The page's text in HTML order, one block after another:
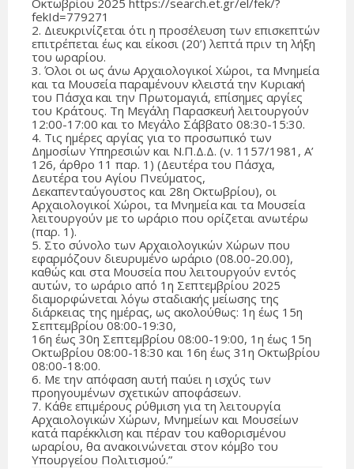
Οκτωβρίου 2025 https://search.et.gr/el/fek/?
fekId=779271
2. Διευκρινίζεται ότι η προσέλευση των επισκεπτών
επιτρέπεται έως και είκοσι (20’) λεπτά πριν τη λήξη
του ωραρίου.
3. Όλοι οι ως άνω Αρχαιολογικοί Χώροι, τα Μνημεία
και τα Μουσεία παραμένουν κλειστά την Κυριακή
του Πάσχα και την Πρωτομαγιά, επίσημες αργίες
του Κράτους. Τη Μεγάλη Παρασκευή λειτουργούν
12:00-17:00 και το Μεγάλο Σάββατο 08:30-15:30.
4. Τις ημέρες αργίας για το προσωπικό των
Δημοσίων Υπηρεσιών και Ν.Π.Δ.Δ. (ν. 1157/1981, Α’
126, άρθρο 11 παρ. 1) (Δευτέρα του Πάσχα,
Δευτέρα του Αγίου Πνεύματος,
Δεκαπενταύγουστος και 28η Οκτωβρίου), οι
Αρχαιολογικοί Χώροι, τα Μνημεία και τα Μουσεία
λειτουργούν με το ωράριο που ορίζεται ανωτέρω
(παρ. 1).
5. Στο σύνολο των Αρχαιολογικών Χώρων που
εφαρμόζουν διευρυμένο ωράριο (08.00-20.00),
καθώς και στα Μουσεία που λειτουργούν εντός
αυτών, το ωράριο από 1η Σεπτεμβρίου 2025
διαμορφώνεται λόγω σταδιακής μείωσης της
διάρκειας της ημέρας, ως ακολούθως: 1η έως 15η
Σεπτεμβρίου 08:00-19:30,
16η έως 30η Σεπτεμβρίου 08:00-19:00, 1η έως 15η
Οκτωβρίου 08:00-18:30 και 16η έως 31η Οκτωβρίου
08:00-18:00.
6. Με την απόφαση αυτή παύει η ισχύς των
προηγουμένων σχετικών αποφάσεων.
7. Κάθε επιμέρους ρύθμιση για τη λειτουργία
Αρχαιολογικών Χώρων, Μνημείων και Μουσείων
κατά παρέκκλιση και πέραν του καθορισμένου
ωραρίου, θα ανακοινώνεται στον κόμβο του
Υπουργείου Πολιτισμού.”